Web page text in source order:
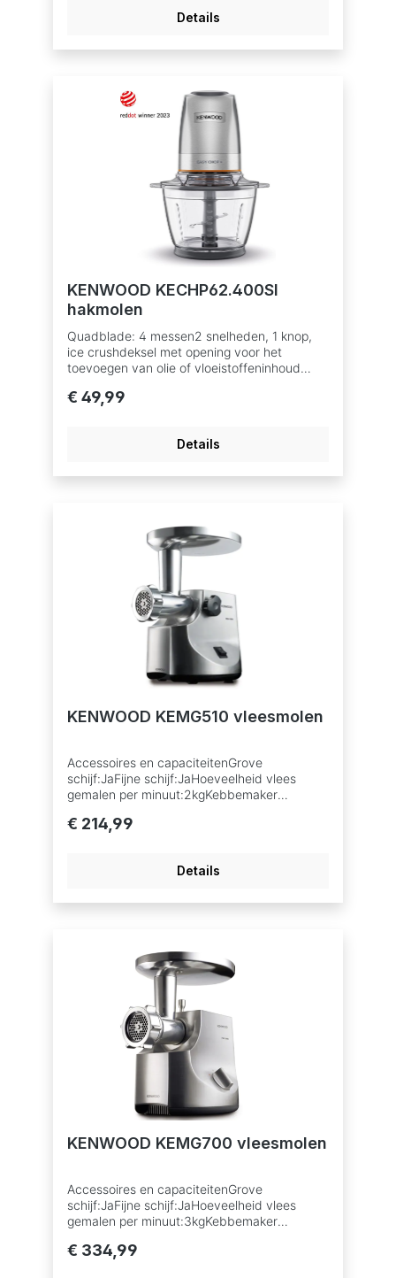
Details
KENWOOD KECHP62.400SI
hakmolen
Quadblade: 4 messen2 snelheden, 1 knop,
ice crushdeksel met opening voor het
toevoegen van olie of vloeistoffeninhoud
onderdelen
€ 49,99
Details
KENWOOD KEMG510 vleesmolen
Accessoires en capaciteitenGrove
schijf:JaFijne schijf:JaHoeveelheid vlees
gemalen per minuut:2kgKebbemaker
metalen pusher:RVSWorstemaker
specificatiesBehuizing:Geborsteld
(cm):26.5 x 34.5 x 21Vermogen:450
opbergsysteem:JaSnoeropberging:JaPusher:
JaRubberen voetjes:Ja
€ 214,99
Details
KENWOOD KEMG700 vleesmolen
Accessoires en capaciteitenGrove
schijf:JaFijne schijf:JaHoeveelheid vlees
gemalen per minuut:3kgKebbemaker
metalen pusher:RVSWorstemaker
€ 334,99